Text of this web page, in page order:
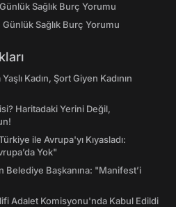
Sağlık Burç Yorumu
Sağlık Burç Yorumu
Kadın, Şort Giyen Kadının
Haritadaki Yerini Değil,
ile Avrupa'yı Kıyasladı:
Yok"
Başkanına: "Manifest’i
Adalet Komisyonu'nda Kabul Edildi